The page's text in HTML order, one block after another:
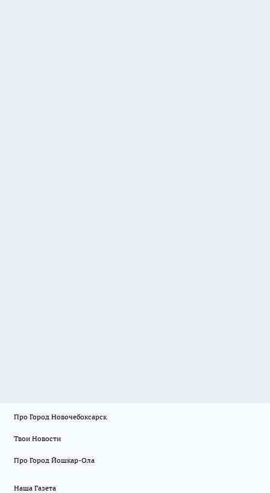
Про Город Новочебоксарск
Твои Новости
Про Город Йошкар-Ола
Наша Газета